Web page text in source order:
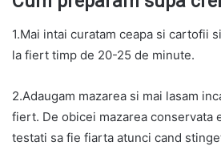
1.Mai intai curatam ceapa si cartofii
la fiert timp de 20-25 de minute.
2.Adaugam mazarea si mai lasam
fiert. De obicei mazarea conservata
testati sa fie fiarta atunci cand